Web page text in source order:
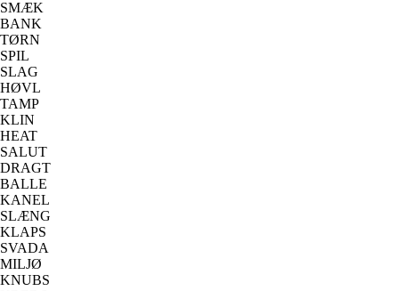
SMÆK
BANK
TØRN
SPIL
SLAG
HØVL
TAMP
KLIN
HEAT
SALUT
DRAGT
BALLE
KANEL
SLÆNG
KLAPS
SVADA
MILJØ
KNUBS